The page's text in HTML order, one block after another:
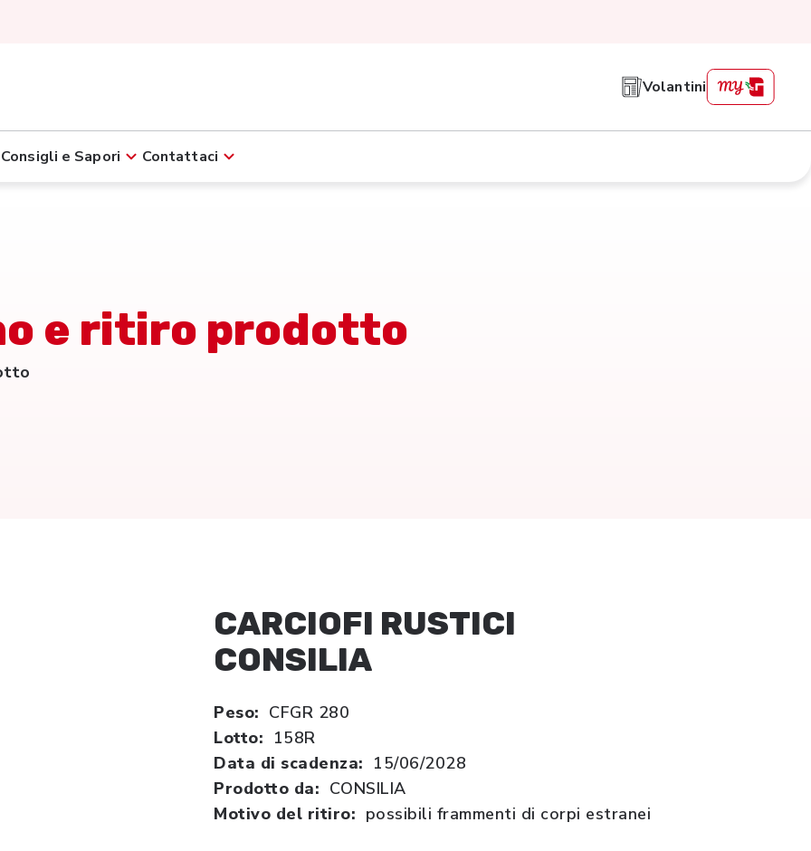
Volantini
Consigli e Sapori Contattaci
e ritiro prodotto
CARCIOFI RUSTICI
CONSILIA
Peso: CFGR 280
Lotto: 158R
Data di scadenza: 15/06/2028
Prodotto da: CONSILIA
Motivo del ritiro: possibili frammenti di corpi estranei